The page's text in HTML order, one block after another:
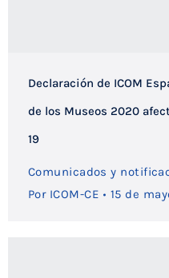
Declaración de ICOM
de los Museos 2020
19
Comunicados y
Por ICOM-CE 15 de